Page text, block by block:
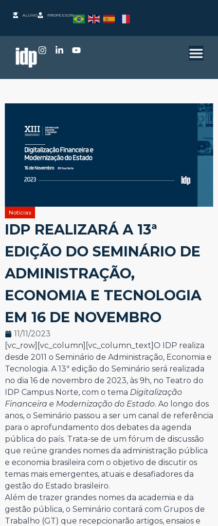
ALUNO PROFESSOR
Notícias
IDP REALIZARÁ A 13ª
EDIÇÃO DO SEMINÁRIO DE
ADMINISTRAÇÃO,
ECONOMIA E TECNOLOGIA
EM 16 DE NOVEMBRO
11/11/2023
[vc_row][vc_column][vc_column_text]O IDP realiza
desde 2011 o Seminário de Administração, Economia e
Tecnologia. A 13ª edição do Seminário será realizada
no dia 16 de novembro de 2023, às 9h, no Teatro do
IDP Campus Norte, com o tema Digitalização
Financeira e Modernização do Estado. Ao longo dos
anos, o Seminário passou a ser um canal de referência
para o aprofundamento dos debates da agenda
pública do país. Trata-se de um fórum de discussão
que reúne grandes nomes da administração pública
e economia brasileira com o objetivo de discutir os
temas mais emergentes, atuais e desafiadores da
gestão do Estado brasileiro.
Além de trazer grandes nomes da academia e da
gestão pública, o Seminário contará com Grupos de
Trabalho (GT) que recepcionarão artigos, ensaios e